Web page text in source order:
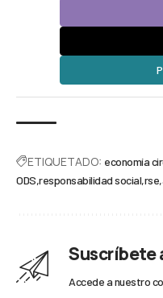
ETIQUETADO: economía
ODS responsabilidad social rse
Suscríbete
Accede a nuestro